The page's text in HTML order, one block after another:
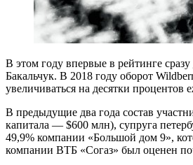
В этом году впервые в рейтинге
Бакальчук. В 2018 году оборот
увеличиваться на десятки
В предыдущие два года состав
капитала — $600 млн), супруга
49,9% компании «Большой дом 9»,
компании ВТБ «Согаз» был оценен